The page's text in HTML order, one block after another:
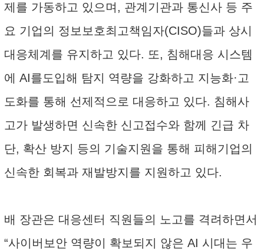
제를 가동하고 있으며, 관계기관과 통신사 등 주
요 기업의 정보보호최고책임자(CISO)들과 상시
대응체계를 유지하고 있다. 또, 침해대응 시스템
에 AI를도입해 탐지 역량을 강화하고 지능화·고
도화를 통해 선제적으로 대응하고 있다. 침해사
고가 발생하면 신속한 신고접수와 함께 긴급 차
단, 확산 방지 등의 기술지원을 통해 피해기업의
신속한 회복과 재발방지를 지원하고 있다.
배 장관은 대응센터 직원들의 노고를 격려하면서
“사이버보안 역량이 확보되지 않은 AI 시대는 우